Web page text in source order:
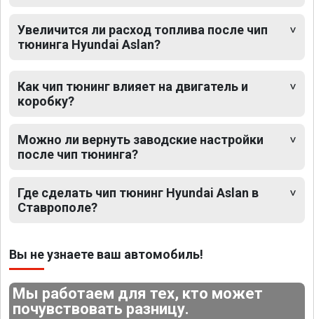
Увеличится ли расход топлива после чип
тюнинга Hyundai Aslan?
Как чип тюнинг влияет на двигатель и
коробку?
Можно ли вернуть заводские настройки
после чип тюнинга?
Где сделать чип тюнинг Hyundai Aslan в
Ставрополе?
Вы не узнаете ваш автомобиль!
Мы работаем для тех, кто может
почувствовать разницу.